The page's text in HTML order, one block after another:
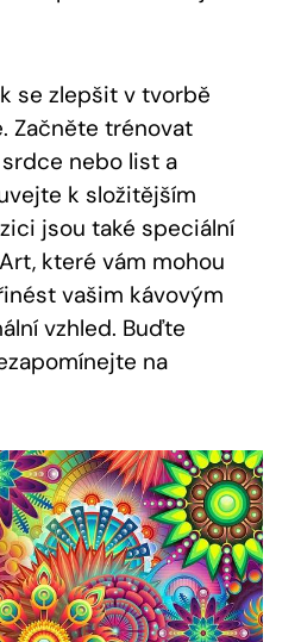
se zlepšit v tvorbě
Začněte trénovat
nebo list a
k složitějším
jsou také speciální
které vám mohou
vašim kávovým
vzhled. Buďte
na